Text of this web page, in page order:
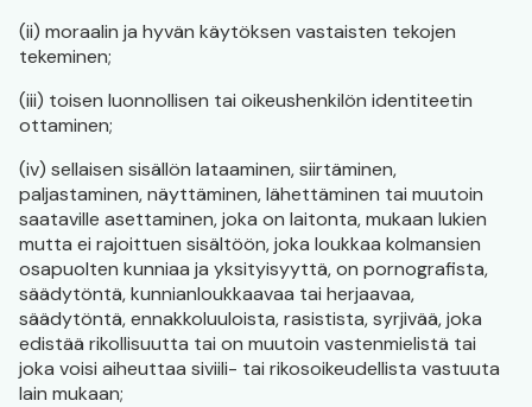
(ii) moraalin ja hyvän käytöksen vastaisten tekojen
tekeminen;
(iii) toisen luonnollisen tai oikeushenkilön identiteetin
ottaminen;
(iv) sellaisen sisällön lataaminen, siirtäminen,
paljastaminen, näyttäminen, lähettäminen tai muutoin
saataville asettaminen, joka on laitonta, mukaan lukien
mutta ei rajoittuen sisältöön, joka loukkaa kolmansien
osapuolten kunniaa ja yksityisyyttä, on pornografista,
säädytöntä, kunnianloukkaavaa tai herjaavaa,
säädytöntä, ennakkoluuloista, rasistista, syrjivää, joka
edistää rikollisuutta tai on muutoin vastenmielistä tai
joka voisi aiheuttaa siviili- tai rikosoikeudellista vastuuta
lain mukaan;